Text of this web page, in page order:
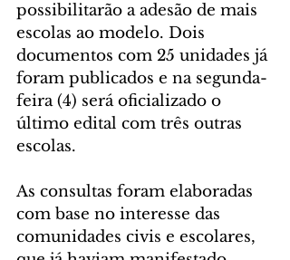
possibilitarão a adesão de mais
escolas ao modelo. Dois
documentos com 25 unidades já
foram publicados e na segunda-
feira (4) será oficializado o
último edital com três outras
escolas.
As consultas foram elaboradas
com base no interesse das
comunidades civis e escolares,